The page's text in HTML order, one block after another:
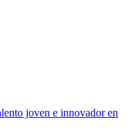
joven e innovador en